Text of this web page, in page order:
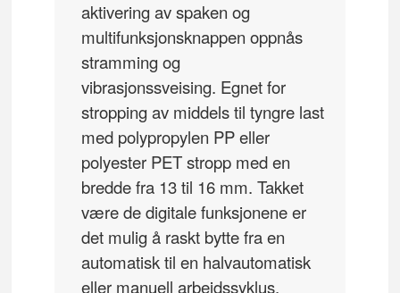
aktivering av spaken og
multifunksjonsknappen oppnås
stramming og
vibrasjonssveising. Egnet for
stropping av middels til tyngre last
med polypropylen PP eller
polyester PET stropp med en
bredde fra 13 til 16 mm. Takket
være de digitale funksjonene er
det mulig å raskt bytte fra en
automatisk til en halvautomatisk
eller manuell arbeidssyklus.